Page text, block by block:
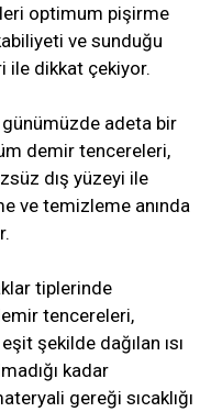
optimum pişirme
ve sunduğu
ile dikkat çekiyor.
adeta bir
demir tencereleri,
dış yüzeyi ile
ve temizleme anında
tiplerinde
tencereleri,
şekilde dağılan ısı
kadar
gereği sıcaklığı